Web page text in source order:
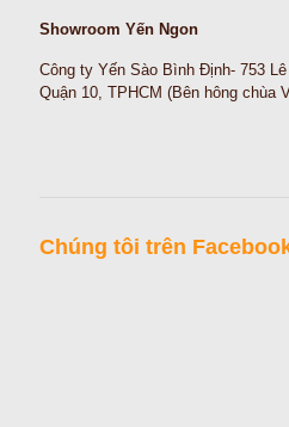
Showroom Yến Ngon
Công ty Yến Sào Bình Định- 753
Quận 10, TPHCM (Bên hông chùa
Chúng tôi trên